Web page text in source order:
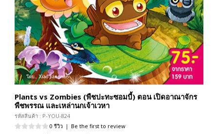
Plants vs Zombies (พืชปะทะซอมบี้) ตอน เปิดอาณาจักร
พืชพรรณ และเหล่านกเจ้าเวหา
รหัสสินค้า : P-YOU-824
0 รีวิว | Be the first to review